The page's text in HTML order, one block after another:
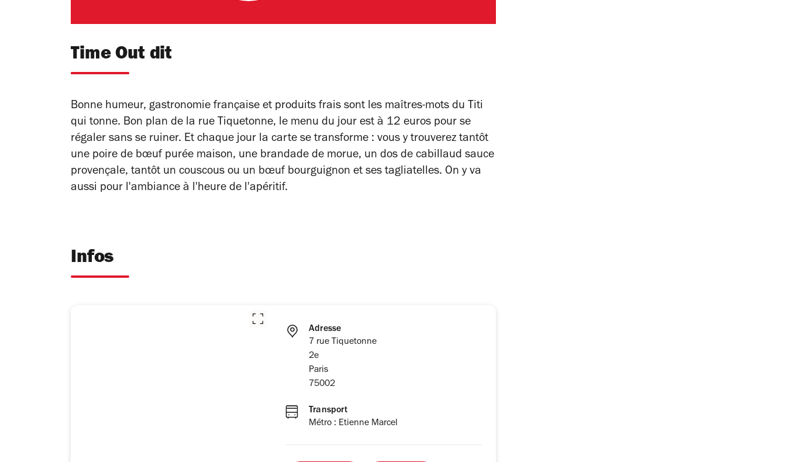
Time Out dit
Bonne humeur, gastronomie française et produits frais sont les maîtres-mots du Titi
qui tonne. Bon plan de la rue Tiquetonne, le menu du jour est à 12 euros pour se
régaler sans se ruiner. Et chaque jour la carte se transforme : vous y trouverez tantôt
une poire de bœuf purée maison, une brandade de morue, un dos de cabillaud sauce
provençale, tantôt un couscous ou un bœuf bourguignon et ses tagliatelles. On y va
aussi pour l'ambiance à l'heure de l'apéritif.
Infos
Adresse
7 rue Tiquetonne
2e
Paris
75002
Transport
Métro : Etienne Marcel